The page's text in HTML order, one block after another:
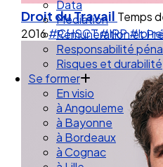
Conduite du
Data
Médiation
Rémunération et
Responsabilité
Risques et durabilité
Se former
En visio
à Angouleme
à Bayonne
à Bordeaux
Droit du Travail Temps
2016#CHSCT#IRP#loi